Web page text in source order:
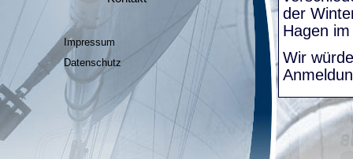
Impressum
Datenschutz
der
Hagen
Wir